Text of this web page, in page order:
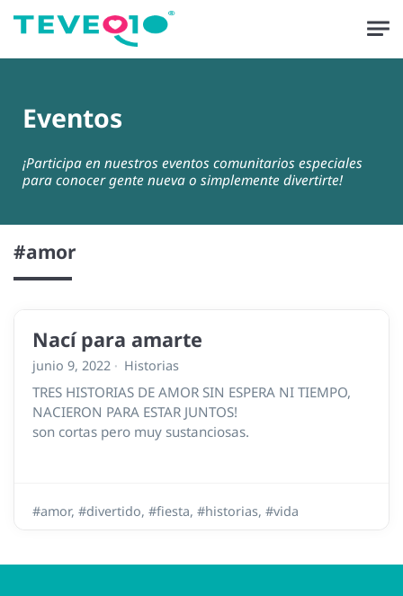
Eventos
¡Participa en nuestros eventos comunitarios especiales
para conocer gente nueva o simplemente divertirte!
#amor
Nací para amarte
junio 9, 2022 Historias
TRES HISTORIAS DE AMOR SIN ESPERA NI TIEMPO,
NACIERON PARA ESTAR JUNTOS!
son cortas pero muy sustanciosas.
#amor, #divertido, #fiesta, #historias, #vida